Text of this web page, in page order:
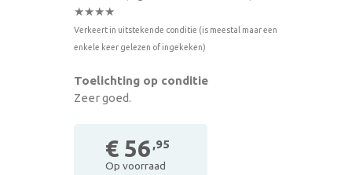
★★★★
Verkeert in uitstekende conditie (is meestal maar een
enkele keer gelezen of ingekeken)
Toelichting op conditie
Zeer goed.
€ 56 ,95
Op voorraad